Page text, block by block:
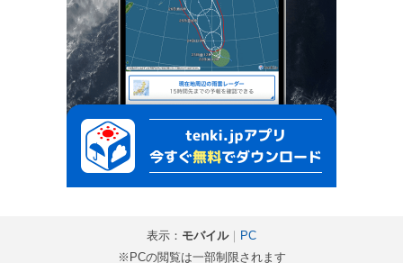
表示： モバイル｜
PC
※PCの閲覧は一部制限されます